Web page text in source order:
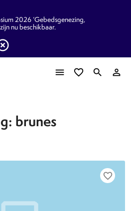
2026 ‘Gebedsgenezing,
nu beschikbaar.
menu favorite_border search person_outline
brunes
favorite_border